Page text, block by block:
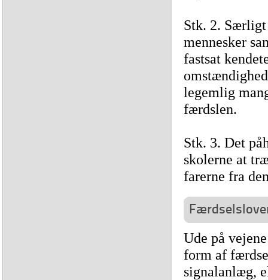
Stk. 2.
mennesker
fastsat
legemlig
færdslen.
Stk. 3. Det
skolerne at
farerne fra
Ude på
form af
signalanlæg,